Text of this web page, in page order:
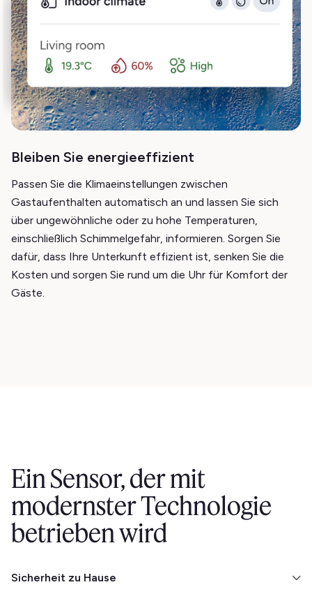
Bleiben Sie energieeffizient
Passen Sie die Klimaeinstellungen zwischen
Gastaufenthalten automatisch an und lassen Sie sich
über ungewöhnliche oder zu hohe Temperaturen,
einschließlich Schimmelgefahr, informieren. Sorgen Sie
dafür, dass Ihre Unterkunft effizient ist, senken Sie die
Kosten und sorgen Sie rund um die Uhr für Komfort der
Gäste.
Ein Sensor, der mit
modernster Technologie
betrieben wird
Sicherheit zu Hause